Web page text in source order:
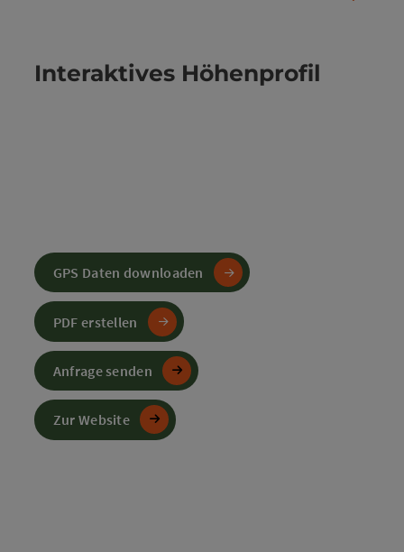
Interaktives Höhenprofil
GPS Daten downloaden
PDF erstellen
Anfrage senden
Zur Website